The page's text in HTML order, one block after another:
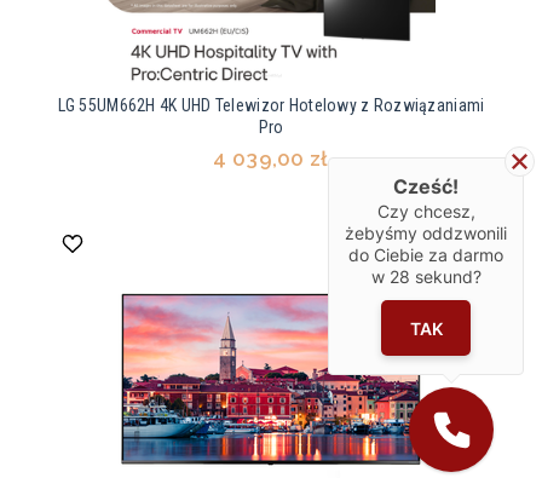
LG 55UM662H 4K UHD Telewizor Hotelowy z Rozwiązaniami
Pro
4 039,00 zł
Cześć!
Czy chcesz,
żebyśmy oddzwonili
do Ciebie za darmo
w 28 sekund?
TAK